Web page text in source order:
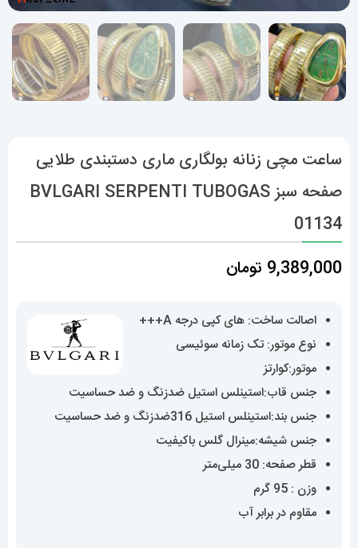
ساعت مچی زنانه بولگاری ماری دستبندی طلایی
صفحه سبز BVLGARI SERPENTI TUBOGAS
01134
9,389,000 تومان
اصالت ساخت: های کپی درجه A+++
نوع موتور: تک زمانه سوئیسی
موتور:کوارتز
جنس قاب:استینلس استیل ضدزنگ و ضد حساسیت
جنس بند:استینلس استیل 316ضدزنگ و ضد حساسیت
جنس شیشه:مینرال گلس باکیفیت
قطر صفحه: 30 میلی‌متر
وزن : 95 گرم
مقاوم در برابر آب